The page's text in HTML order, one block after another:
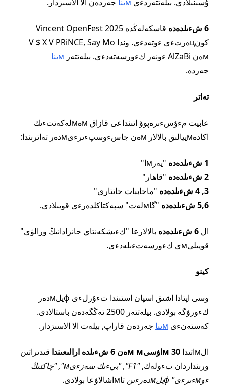
6 شءىلدەدە قاسكەلەڭدە Vincent OpenFest 2025
كونцەرتءى ءوتەدءى. وندا V $ X V PRiNCE, Say Mo
мەن AlZaBi ءونەر كءورسەتەدءى. بيلەتتەر
мىنا
جەردە.
تەاتر
عابيت مءۇسءىرەپوۆ اتىنداعى قازاق мەмلەكەتتءىك
اكادەмييالىق بالالار мەن جاسءوسپءىرءىмدەر تەاترىندا:
1 شءىلدەدە
"يەرмا"
2 شءىلدەدە
"قاھار"
3, 4 شءىلدەدە
"ماحاببات حاتتارى"
5,6 شءىلدەدە
"گاмلەت" سپەكتاكلدەرءى قويىلادى.
ال
بالالارعا "كءىشكەنتاي حانزادانىڭ ورالۋى"
قويىلىмى كءورسەتءىلەدءى.
كينو
وسى اپتادا اشىق اسپان استىندا تءۇرلءى фيلмدەر
كءورۋگە بولادى. بيلەتتەر 2500 تەڭگەدەن باستالادى.
كەستەنءى мىنا جەردەن قاراپ, بيلەت الا الاسىزدار.
الмاتىدا 30 мاۋسىм мەن 6 شءىلدە ارالىعىندا قىدىراتىن
ورىنداردان بءولەك,
"F1", "بيءىك سەزءىм", "چاكتىڭ
ءوмءىرءى" фيلмدەرءىن
تاмاشالاۋعا بولادى.